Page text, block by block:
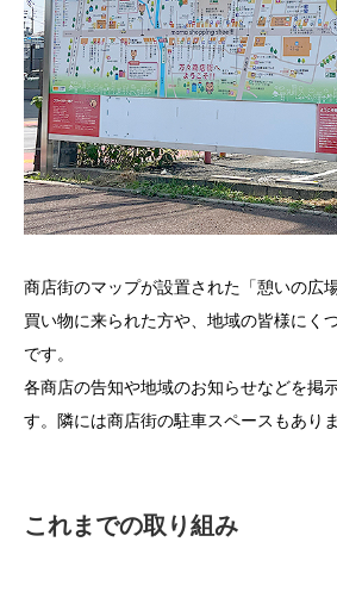
商店街のマップが設置された「憩いの広
買い物に来られた方や、地域の皆様にく
です。
各商店の告知や地域のお知らせなどを掲
す。隣には商店街の駐車スペースもありま
これまでの取り組み